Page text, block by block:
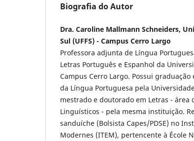
Biografia do Autor
Dra. Caroline Mallmann Schneiders,
Sul (UFFS) - Campus Cerro Largo
Professora adjunta de Língua
Letras Português e Espanhol da
Campus Cerro Largo. Possui
da Língua Portuguesa pela
mestrado e doutorado em Letras - área
Linguísticos - pela mesma instituição.
sanduíche (Bolsista Capes/PDSE) no
Modernes (ITEM), pertencente à École